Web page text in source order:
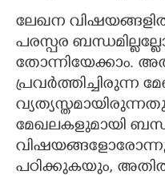
ലേഖന
പരസ്പര
തോന്നിയേക്കാം.
പ്രവർത്തിച്ചിരുന്ന
മേഖലകളുമായി
പഠിക്കുകയും,​